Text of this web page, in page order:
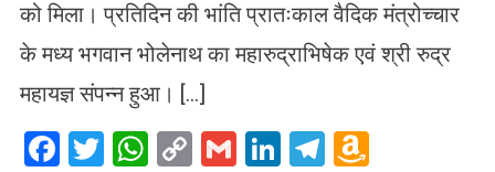
को मिला। प्रतिदिन की भांति प्रातःकाल वैदिक मंत्रोच्चार
के मध्य भगवान भोलेनाथ का महारुद्राभिषेक एवं श्री रुद्र
महायज्ञ संपन्न हुआ। […]
Facebook
Twitter
WhatsApp
CopyGmailLinkedIn
Telegram